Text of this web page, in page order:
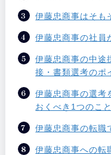
伊藤忠商事はそも
伊藤忠商事の社員
伊藤忠商事の中途
接・書類選考のポ
伊藤忠商事の選考
おくべき1つのこと
伊藤忠商事の転職
伊藤忠商事への転